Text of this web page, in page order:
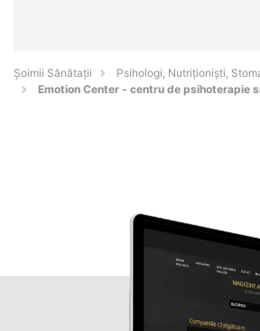
Şoimii Sănătații
Psihologi, Nutriționiști,
Emotion Center - centru de psihoterapie